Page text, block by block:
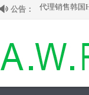
公告：